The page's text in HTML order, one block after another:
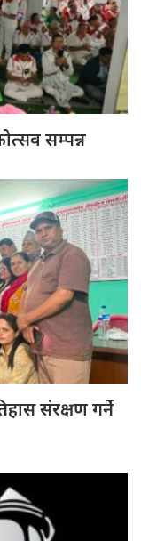
सम्पन्न
संरक्षण गर्ने